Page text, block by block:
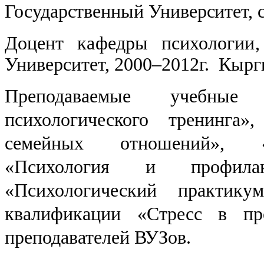
Государственный Университет,
Доцент кафедры
Университет, 2000–2012г.
Преподаваемые
психологического
семейных отношений»,
«Психология и
«Психологический
квалификации «Стресс в
преподавателей ВУЗов.